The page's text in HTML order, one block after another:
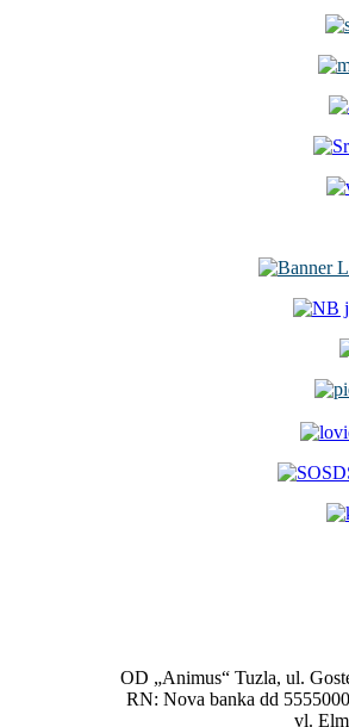
OD „Animus“ Tuzla, ul.
RN: Nova banka dd
vl.